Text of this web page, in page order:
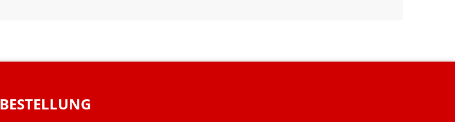
BESTELLUNG